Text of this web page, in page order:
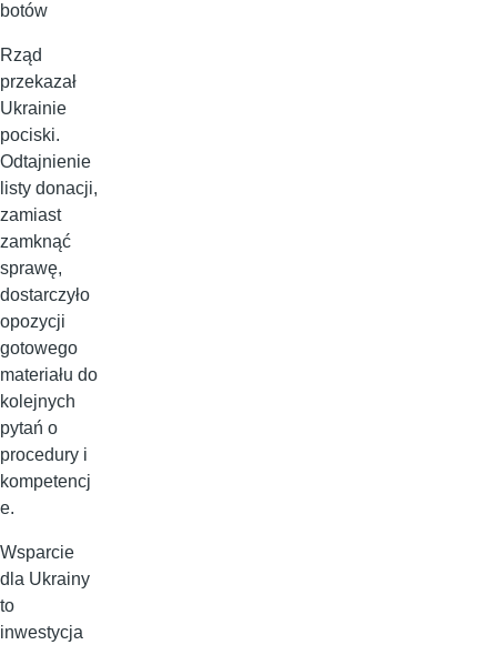
botów
Rząd
przekazał
Ukrainie
pociski.
Odtajnienie
listy donacji,
zamiast
zamknąć
sprawę,
dostarczyło
opozycji
gotowego
materiału do
kolejnych
pytań o
procedury i
kompetencj
e.
Wsparcie
dla Ukrainy
to
inwestycja